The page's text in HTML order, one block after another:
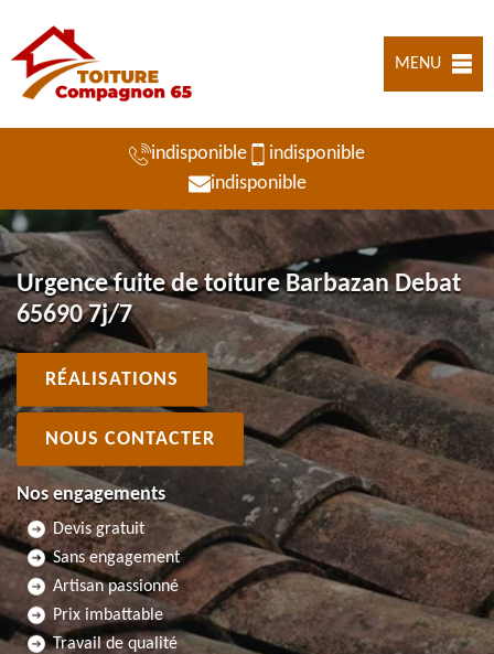
MENU
indisponible
indisponible
indisponible
Urgence fuite de toiture Barbazan Debat
65690 7j/7
RÉALISATIONS
NOUS CONTACTER
Nos engagements
Devis gratuit
Sans engagement
Artisan passionné
Prix imbattable
Travail de qualité